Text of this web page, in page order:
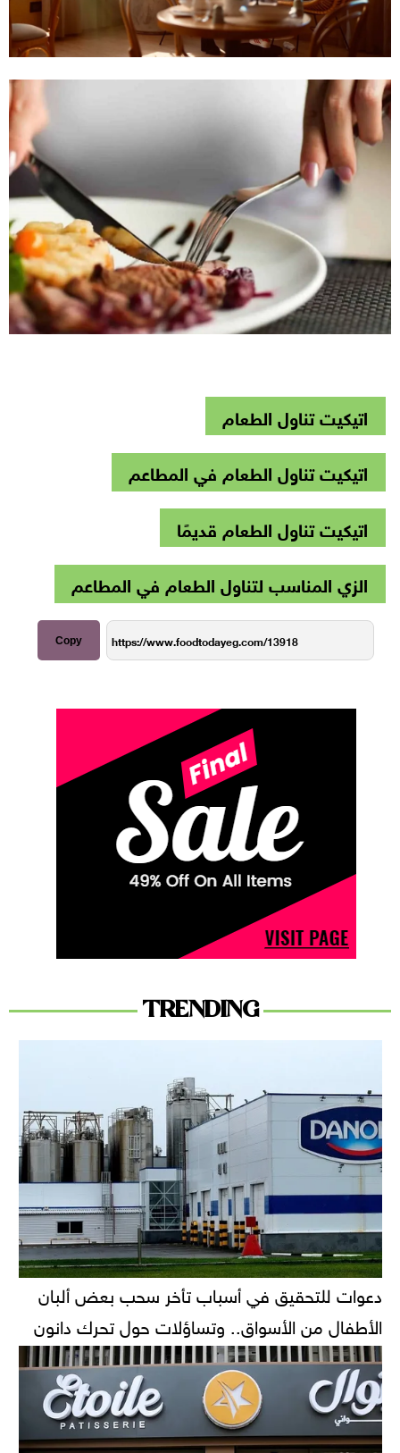
اتيكيت تناول الطعام
اتيكيت تناول الطعام في المطاعم
اتيكيت تناول الطعام قديمًا
الزي المناسب لتناول الطعام في المطاعم
Copy
TRENDING
دعوات للتحقيق في أسباب تأخر سحب بعض ألبان
الأطفال من الأسواق.. وتساؤلات حول تحرك دانون